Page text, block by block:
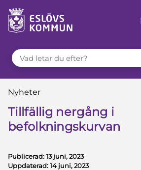
till innehåll
VAD LETAR DU EFTER?
Du är här:
Nyheter
Tillfällig nergång i
befolkningskurvan
Publicerad:13 juni, 2023
Uppdaterad:14 juni, 2023